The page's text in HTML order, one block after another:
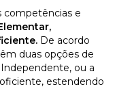
competências e
De acordo
duas opções de
ou a
estendendo